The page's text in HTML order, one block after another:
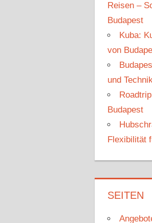
Reisen –
Budapest
Kuba:
von
und
Budapest
Flexibilität
SEITEN